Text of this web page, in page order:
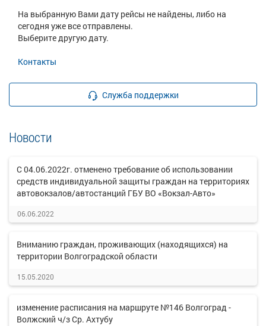
На выбранную Вами дату рейсы не найдены, либо на
сегодня уже все отправлены.
Выберите другую дату.
Контакты
Служба поддержки
Новости
С 04.06.2022г. отменено требование об использовании
средств индивидуальной защиты граждан на территориях
автовокзалов/автостанций ГБУ ВО «Вокзал-Авто»
06.06.2022
Вниманию граждан, проживающих (находящихся) на
территории Волгоградской области
15.05.2020
изменение расписания на маршруте №146 Волгоград -
Волжский ч/з Ср. Ахтубу